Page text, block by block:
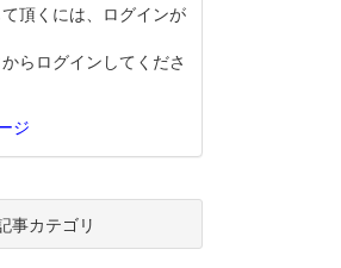
頂くには、ログインが
らログインしてくださ
ジ
事カテゴリ